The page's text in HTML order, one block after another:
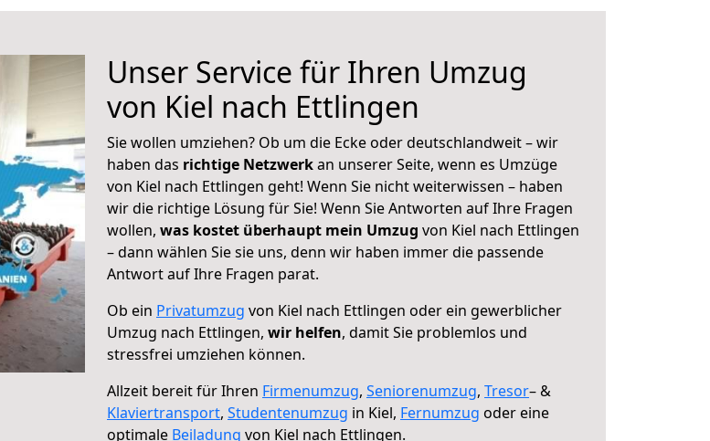
Unser Service für Ihren Umzug
von Kiel nach Ettlingen
Sie wollen umziehen? Ob um die Ecke oder deutschlandweit – wir
haben das richtige Netzwerkan unserer Seite, wenn es Umzüge
von Kiel nach Ettlingen geht! Wenn Sie nicht weiterwissen – haben
wir die richtige Lösung für Sie! Wenn Sie Antworten auf Ihre Fragen
wollen, was kostet überhaupt mein Umzug von Kiel nach Ettlingen
– dann wählen Sie sie uns, denn wir haben immer die passende
Antwort auf Ihre Fragen parat.
Ob ein Privatumzug von Kiel nach Ettlingen oder ein gewerblicher
Umzug nach Ettlingen, wir helfen, damit Sie problemlos und
stressfrei umziehen können.
Allzeit bereit für Ihren Firmenumzug, Seniorenumzug, Tresor– &
Klaviertransport, Studentenumzug in Kiel, Fernumzug oder eine
optimale Beiladung von Kiel nach Ettlingen.